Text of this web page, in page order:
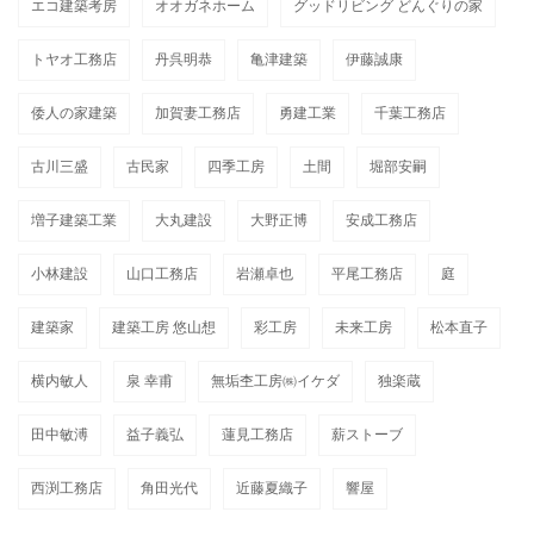
エコ建築考房 オオガネホーム グッドリビング どんぐりの家
トヤオ工務店 丹呉明恭 亀津建築 伊藤誠康
倭人の家建築 加賀妻工務店 勇建工業 千葉工務店
古川三盛 古民家 四季工房 土間 堀部安嗣
増子建築工業 大丸建設 大野正博 安成工務店
小林建設 山口工務店 岩瀬卓也 平尾工務店 庭
建築家 建築工房 悠山想 彩工房 未来工房 松本直子
横内敏人 泉 幸甫 無垢杢工房㈱イケダ 独楽蔵
田中敏溥 益子義弘 蓮見工務店 薪ストーブ
西渕工務店 角田光代 近藤夏織子 響屋